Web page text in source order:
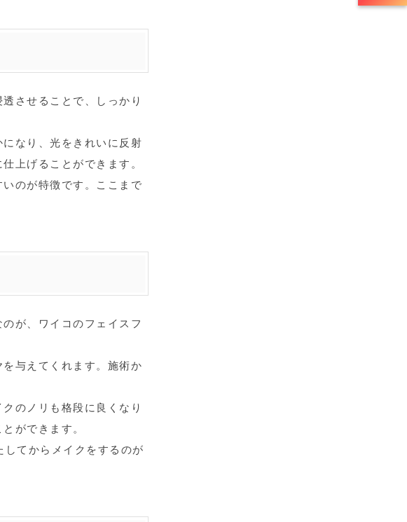
させることで、しっかり
なり、光をきれいに反射
上げることができます。
のが特徴です。ここまで
が、ワイコのフェイスフ
与えてくれます。施術か
のノリも格段に良くなり
ができます。
てからメイクをするのが